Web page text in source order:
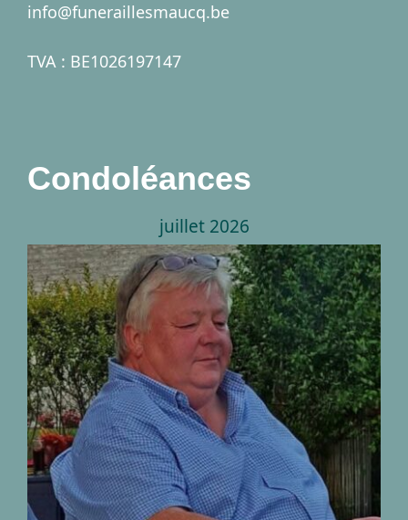
info@funeraillesmaucq.be
TVA : BE1026197147
Condoléances
juillet 2026
Décès de Monsieur
Didier Boembecke
06.01.1958 – 10.07.2026
nécrologies